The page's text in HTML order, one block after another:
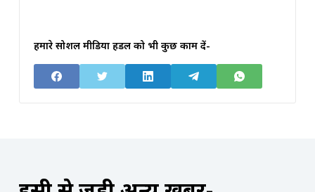
हमारे सोशल मीडिया हैंडल को भी कुछ काम दें-